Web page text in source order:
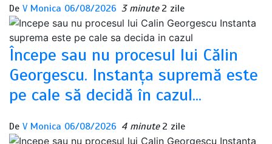
De V Monica 06/08/2026 3 minute 2 zile
Începe sau nu procesul lui Călin
Georgescu. Instanța supremă este
pe cale să decidă în cazul…
De V Monica 06/08/2026 4 minute 2 zile